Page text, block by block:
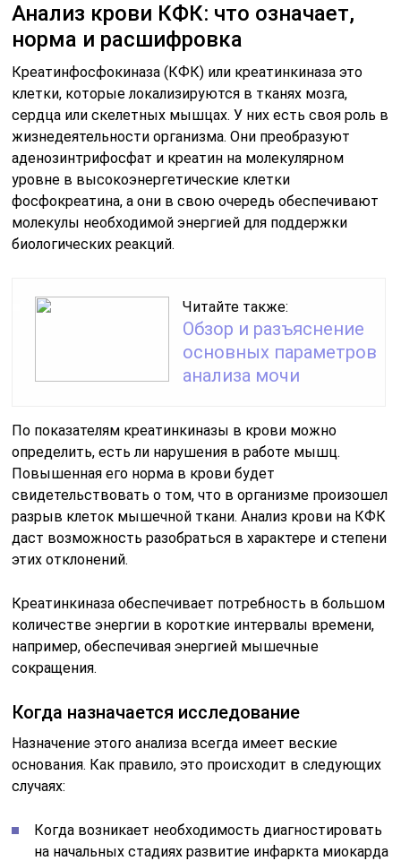
Анализ крови КФК: что означает,
норма и расшифровка
Креатинфосфокиназа (КФК) или креатинкиназа это
клетки, которые локализируются в тканях мозга,
сердца или скелетных мышцах. У них есть своя роль в
жизнедеятельности организма. Они преобразуют
аденозинтрифосфат и креатин на молекулярном
уровне в высокоэнергетические клетки
фосфокреатина, а они в свою очередь обеспечивают
молекулы необходимой энергией для поддержки
биологических реакций.
Читайте также:
Обзор и разъяснение
основных параметров
анализа мочи
По показателям креатинкиназы в крови можно
определить, есть ли нарушения в работе мышц.
Повышенная его норма в крови будет
свидетельствовать о том, что в организме произошел
разрыв клеток мышечной ткани. Анализ крови на КФК
даст возможность разобраться в характере и степени
этих отклонений.
Креатинкиназа обеспечивает потребность в большом
количестве энергии в короткие интервалы времени,
например, обеспечивая энергией мышечные
сокращения.
Когда назначается исследование
Назначение этого анализа всегда имеет веские
основания. Как правило, это происходит в следующих
случаях:
Когда возникает необходимость диагностировать
на начальных стадиях развитие инфаркта миокарда